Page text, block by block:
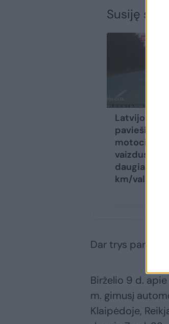
Susiję
Latvijos
paviešino
motociklo
vaizdus:
daugiau nei
km/val.
Dar trys
Birželio 9 d.
m. gimusį
Klaipėdoje,